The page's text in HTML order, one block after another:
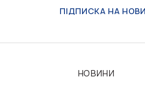
ПІДПИСКА НА
НОВИНИ